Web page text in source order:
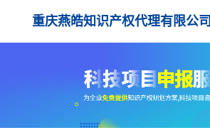
重庆燕皓知识产权代理有限公司